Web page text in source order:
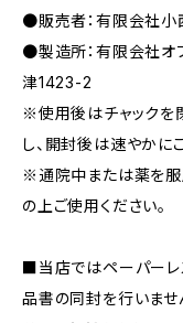
●販売者：有限会社
●製造所：有限会社
津1423-2
※使用後はチャックを
し、開封後は速やかに
※通院中または薬を服
の上ご使用ください。
■当店ではペーパーレ
品書の同封を行いませ